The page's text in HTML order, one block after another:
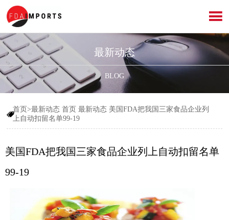

最新动态
BLOG

首页>最新动态首页 最新动态 美国FDA把我国三家食品企业列
上自动扣留名单99-19
美国FDA把我国三家食品企业列上自动扣留名单
99-19